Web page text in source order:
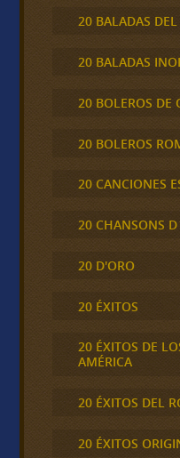
20 BALADAS DEL
20 BALADAS
20 BOLEROS DE
20 BOLEROS
20 CANCIONES
20 CHANSONS
20 D'ORO
20 ÉXITOS
20 ÉXITOS DE
AMÉRICA
20 ÉXITOS DEL
20 ÉXITOS